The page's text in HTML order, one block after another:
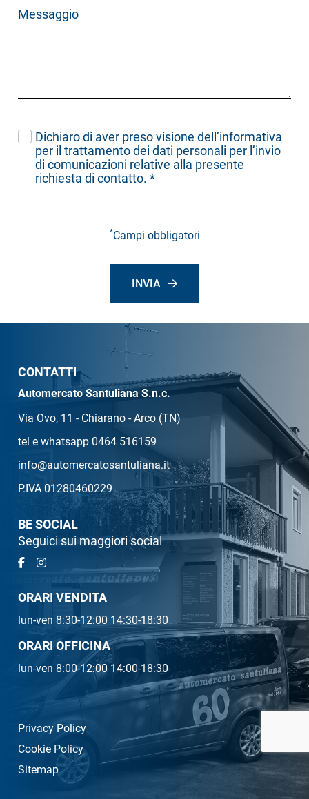
Messaggio
Dichiaro di aver preso visione dell’informativa
per il trattamento dei dati personali per l’invio
di comunicazioni relative alla presente
richiesta di contatto.*
*Campi obbligatori
INVIA
CONTATTI
Automercato Santuliana S.n.c.
Via Ovo, 11 - Chiarano - Arco (TN)
tel e whatsapp 0464 516159
info@automercatosantuliana.it
P.IVA 01280460229
BE SOCIAL
Seguici sui maggiori social
ORARI VENDITA
lun-ven 8:30-12:00 14:30-18:30
ORARI OFFICINA
lun-ven 8:00-12:00 14:00-18:30
Privacy Policy
Cookie Policy
Sitemap